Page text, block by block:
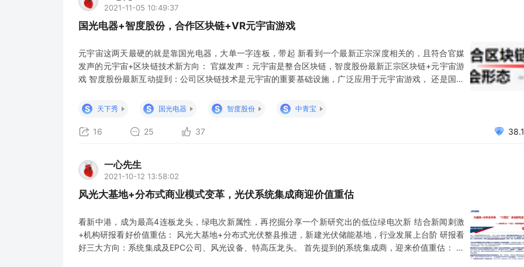
2021-11-05 10:49:37
国光电器+智度股份，合作区块链+VR元宇宙游戏
元宇宙这两天最硬的就是靠国光电器，大单一字连板，带起 新看到一个最新正宗深度相关的，且符合官媒
发声的元宇宙+区块链技术新方向： 官媒发声：元宇宙是整合区块链，智度股份最新正宗区块链+元宇宙游
戏 智度股份最新互动提到：公司区块链技术是元宇宙的重要基础设施，广泛应用于元宇宙游戏， 还是国光
度股份区块链+元宇宙游戏： 【海通互联网传媒】元宇宙奇点来临，关注行业边际变化 元宇宙行业技术端
持续完善。XR+AI
S 天下秀 S 国光电器 S 智度股份 S 中青宝
16 25 37
一心先生
2021-10-12 13:58:02
风光大基地+分布式商业模式变革，光伏系统集成商迎价值重估
看新中港，成为最高4连板龙头，绿电次新属性，再挖掘分享一个新研究出的低位绿电次新 结合新闻刺激
+机构研报看好价值重估： 风光大基地+分布式光伏整县推进，新建光伏储能基地，行业发展上台阶 研报看
好三大方向：系统集成及EPC公司、风光设备、特高压龙头。 首先提到的系统集成商，迎来价值重估： 系